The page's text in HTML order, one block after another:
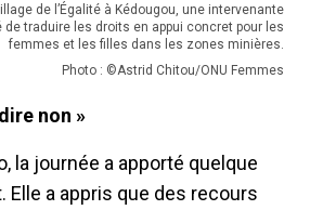
de l’Égalité à Kédougou, une intervenante
traduire les droits en appui concret pour les
femmes et les filles dans les zones minières.
Photo : ©Astrid Chitou/ONU Femmes
non »
la journée a apporté quelque
Elle a appris que des recours